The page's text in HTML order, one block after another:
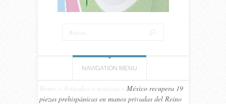
NAVIGATION MENU
Home Artículos o noticias
México recupera 19
piezas prehispánicas en manos privadas del Reino